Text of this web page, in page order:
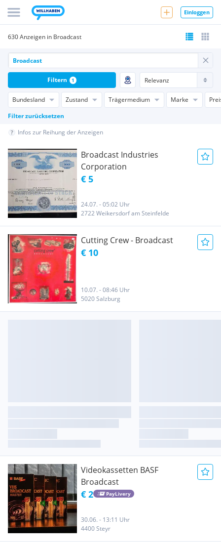
Einloggen
630 Anzeigen in Broadcast
Bundesland Zustand Trägermedium Marke
Filter zurücksetzen
Filtern 1
Infos zur Reihung der Anzeigen
Broadcast Industries
Corporation
€ 5
24.07. - 05:02 Uhr
2722 Weikersdorf am Steinfelde
Cutting Crew - Broadcast
€ 10
10.07. - 08:46 Uhr
5020 Salzburg
Videokassetten BASF
Broadcast
€ 2 PayLivery
30.06. - 13:11 Uhr
4400 Steyr